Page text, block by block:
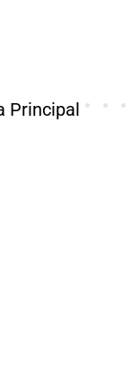
Principal